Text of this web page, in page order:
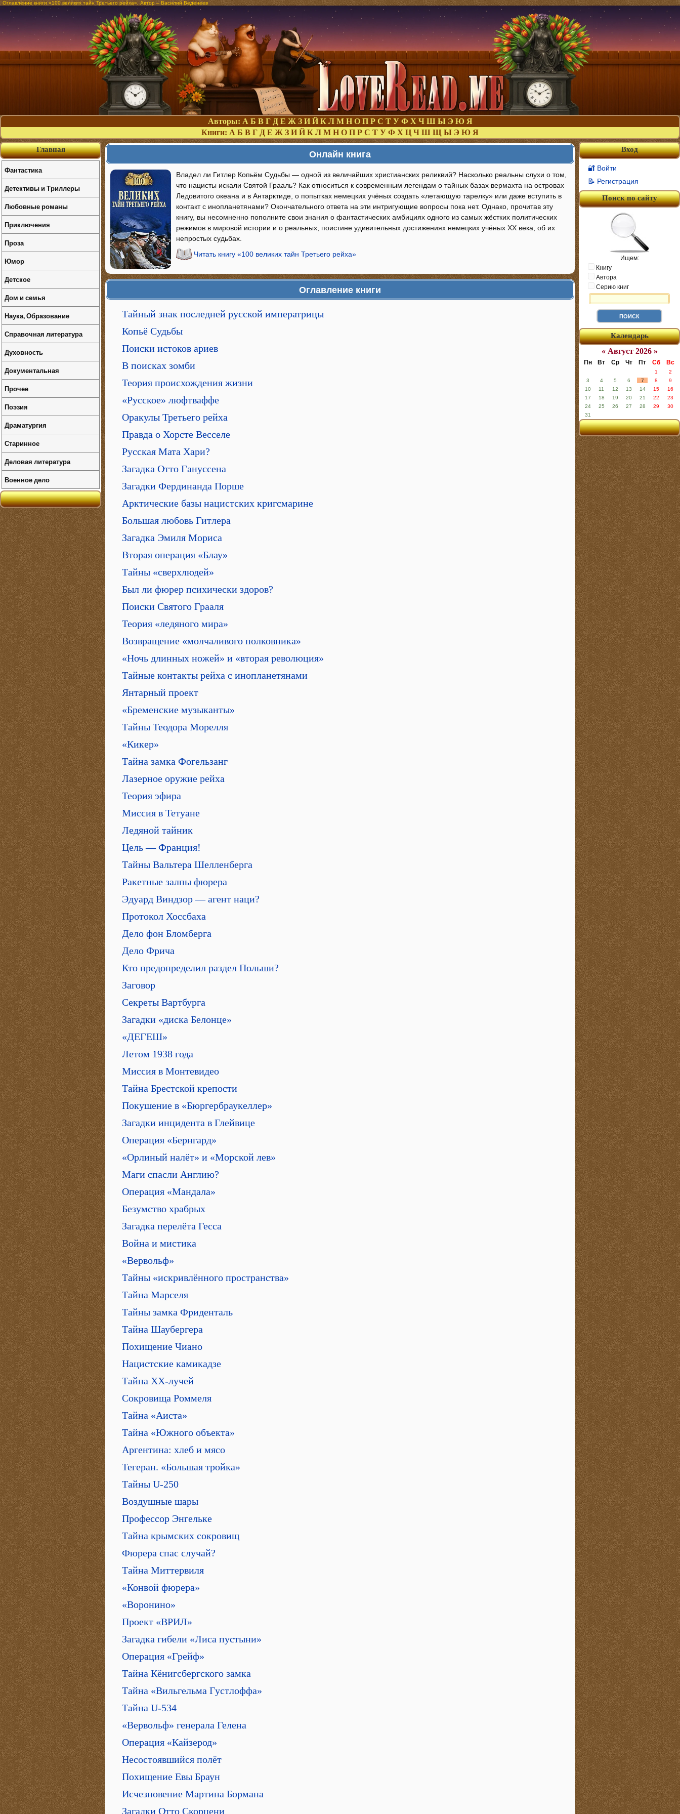
Оглавление книги «100 великих тайн Третьего рейха». Автор – Василий Веденеев
Авторы: А Б В Г Д Е Ж З И Й К Л М Н О П Р С Т У Ф Х Ч Ш Ы Э Ю Я
Книги: А Б В Г Д Е Ж З И Й К Л М Н О П Р С Т У Ф Х Ц Ч Ш Щ Ы Э Ю Я
Онлайн книга
Владел ли Гитлер Копьём Судьбы — одной из величайших христианских реликвий? Насколько реальны слухи о том,
что нацисты искали Святой Грааль? Как относиться к современным легендам о тайных базах вермахта на островах
Ледовитого океана и в Антарктиде, о попытках немецких учёных создать «летающую тарелку» или даже вступить в
контакт с инопланетянами? Окончательного ответа на эти интригующие вопросы пока нет. Однако, прочитав эту
книгу, вы несомненно пополните свои знания о фантастических амбициях одного из самых жёстких политических
режимов в мировой истории и о реальных, поистине удивительных достижениях немецких учёных XX века, об их
непростых судьбах.
Читать книгу «100 великих тайн Третьего рейха»
Оглавление книги
Тайный знак последней русской императрицы
Копьё Судьбы
Поиски истоков ариев
В поисках зомби
Теория происхождения жизни
«Русское» люфтваффе
Оракулы Третьего рейха
Правда о Хорсте Весселе
Русская Мата Хари?
Загадка Отто Гануссена
Загадки Фердинанда Порше
Арктические базы нацистских кригсмарине
Большая любовь Гитлера
Загадка Эмиля Мориса
Вторая операция «Блау»
Тайны «сверхлюдей»
Был ли фюрер психически здоров?
Поиски Святого Грааля
Теория «ледяного мира»
Возвращение «молчаливого полковника»
«Ночь длинных ножей» и «вторая революция»
Тайные контакты рейха с инопланетянами
Янтарный проект
«Бременские музыканты»
Тайны Теодора Морелля
«Кикер»
Тайна замка Фогельзанг
Лазерное оружие рейха
Теория эфира
Миссия в Тетуане
Ледяной тайник
Цель — Франция!
Тайны Вальтера Шелленберга
Ракетные залпы фюрера
Эдуард Виндзор — агент наци?
Протокол Хоссбаха
Дело фон Бломберга
Дело Фрича
Кто предопределил раздел Польши?
Заговор
Секреты Вартбурга
Загадки «диска Белонце»
«ДЕГЕШ»
Летом 1938 года
Миссия в Монтевидео
Тайна Брестской крепости
Покушение в «Бюргербраукеллер»
Загадки инцидента в Глейвице
Операция «Бернгард»
«Орлиный налёт» и «Морской лев»
Маги спасли Англию?
Операция «Мандала»
Безумство храбрых
Загадка перелёта Гесса
Война и мистика
«Вервольф»
Тайны «искривлённого пространства»
Тайна Марселя
Тайны замка Фриденталь
Тайна Шаубергера
Похищение Чиано
Нацистские камикадзе
Тайна XX-лучей
Сокровища Роммеля
Тайна «Аиста»
Тайна «Южного объекта»
Аргентина: хлеб и мясо
Тегеран. «Большая тройка»
Тайны U-250
Воздушные шары
Профессор Энгельке
Тайна крымских сокровищ
Фюрера спас случай?
Тайна Миттервиля
«Конвой фюрера»
«Воронино»
Проект «ВРИЛ»
Загадка гибели «Лиса пустыни»
Операция «Грейф»
Тайна Кёнигсбергского замка
Тайна «Вильгельма Густлоффа»
Тайна U-534
«Вервольф» генерала Гелена
Операция «Кайзерод»
Несостоявшийся полёт
Похищение Евы Браун
Исчезновение Мартина Бормана
Загадки Отто Скорцени
Вход
🔐 Войти
📝 Регистрация
Поиск по сайту
Ищем:
Книгу
Автора
Серию книг
Календарь
« Август 2026 »
Пн Вт Ср Чт Пт Сб Вс
1
2
3
4 5 6 7 8
9
10
11 12 13 14 15
16
17
18 19 20 21 22
23
24
25 26 27 28 29
30
31
Главная
Фантастика
Детективы и Триллеры
Любовные романы
Приключения
Проза
Юмор
Детское
Дом и семья
Наука, Образование
Справочная литература
Духовность
Документальная
Прочее
Поэзия
Драматургия
Старинное
Деловая литература
Военное дело